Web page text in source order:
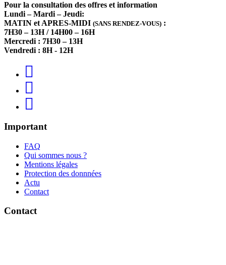
Pour la consultation des offres et information
Lundi – Mardi – Jeudi:
MATIN et APRES-MIDI (SANS RENDEZ-VOUS) :
7H30 – 13H / 14H00 – 16H
Mercredi : 7H30 – 13H
Vendredi : 8H - 12H
Important
FAQ
Qui sommes nous ?
Mentions légales
Protection des donnnées
Actu
Contact
Contact